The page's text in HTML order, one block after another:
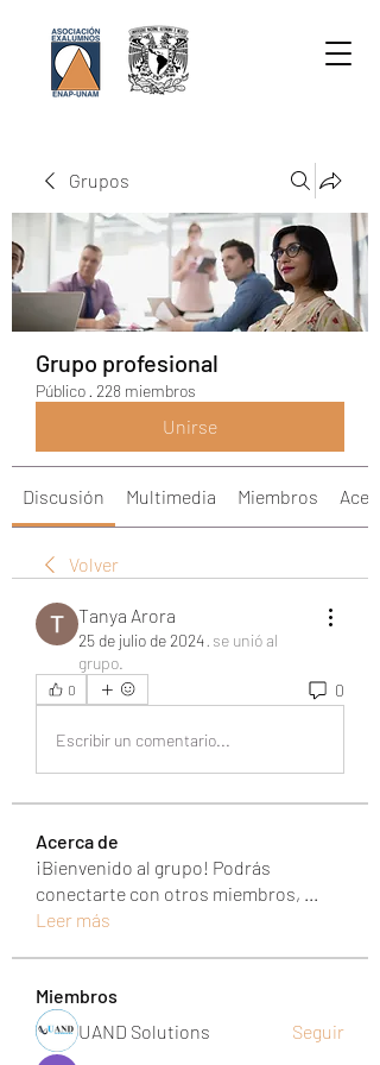
Grupos
Grupo profesional
Público · 228 miembros
Unirse
Discusión Multimedia Miembros
Volver
Tanya Arora
25 de julio de 2024· se unió al
grupo.
0 0
Escribir un comentario...
Acerca de
¡Bienvenido al grupo! Podrás
conectarte con otros miembros, ...
Leer más
Miembros
UAND Solutions
Seguir